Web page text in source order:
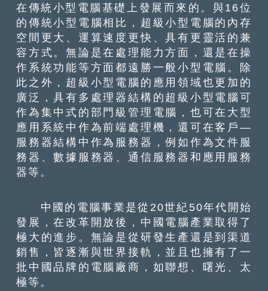
在傳統小型電腦基礎上發展而來的。與16位
的傳統小型電腦相比，超級小型電腦的內存
空間更大、運算速度更快、具有更靈活的兼
容方式。無論是在處理能力方面，還是在操
作系統功能等方面都遠勝一般小型電腦。除
此之外，超級小型電腦的應用領域也更加的
廣泛，具有多處理器結構的超級小型電腦可
作為集中式的部門級管理電腦，也可在大型
應用系統中作為前端處理機，還可在客戶—
服務器結構中作為服務器，例如作為文件服
務器、數據服務器、通信服務器和應用服務
器等。
中國的電腦事業是從20世紀50年代開始
發展，在改革開放後，中國電腦產業取得了
極大的進步。無論是從研發生產還是到渠道
銷售，皆逐漸與世界接軌，並且也擁有了一
批中國品牌的電腦廠商，如聯想、曙光、太
極等。